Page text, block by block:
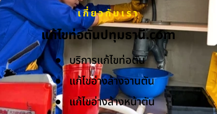
เกี่ยวกับเรา
แก้ไขท่อตันปทุมธานี.com
บริการแก้ไขท่อตัน
แก้ไขอ่างล้างจานตัน
แก้ไขอ่างล้างหน้าตัน